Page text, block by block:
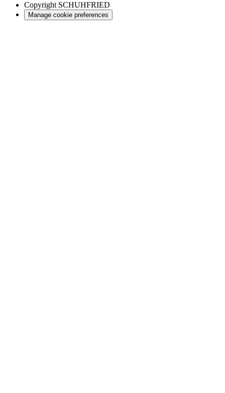
Copyright SCHUHFRIED
Manage cookie preferences